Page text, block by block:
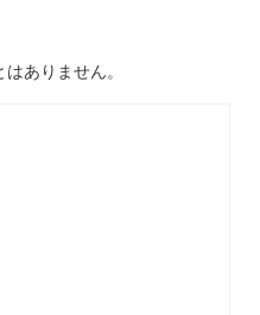
ありません。